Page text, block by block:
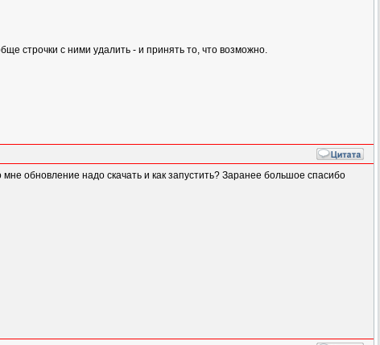
строчки с ними удалить - и принять то, что возможно.
обновление надо скачать и как запустить? Заранее большое спасибо